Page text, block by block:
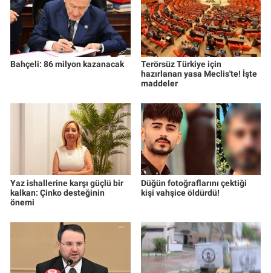
Bahçeli: 86 milyon kazanacak
Terörsüz Türkiye için
hazırlanan yasa Meclis'te! İşte
maddeler
Yaz ishallerine karşı güçlü bir
kalkan: Çinko desteğinin
önemi
Düğün fotoğraflarını çektiği
kişi vahşice öldürdü!